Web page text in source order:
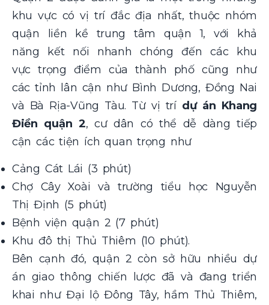
khu vực có vị trí đắc địa nhất, thuộc nhóm
quận liền kề trung tâm quận 1, với khả
năng kết nối nhanh chóng đến các khu
vực trọng điểm của thành phố cũng như
các tỉnh lân cận như Bình Dương, Đồng Nai
và Bà Rịa-Vũng Tàu. Từ vị trí dự án Khang
Điền quận 2, cư dân có thể dễ dàng tiếp
cận các tiện ích quan trọng như
Cảng Cát Lái (3 phút)
Chợ Cây Xoài và trường tiểu học Nguyễn
Thị Định (5 phút)
Bệnh viện quận 2 (7 phút)
Khu đô thị Thủ Thiêm (10 phút).
Bên cạnh đó, quận 2 còn sở hữu nhiều dự
án giao thông chiến lược đã và đang triển
khai như Đại lộ Đông Tây, hầm Thủ Thiêm,